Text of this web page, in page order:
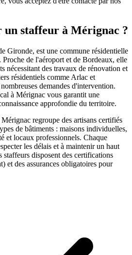
un staffeur à Mérignac ?
Gironde, est une commune résidentielle
de l'aéroport et de Bordeaux, elle
nécessitant des travaux de rénovation et
résidentiels comme Arlac et
demandes d'intervention.
à Mérignac vous garantit une
approfondie du territoire.
Mérignac regroupe des artisans certifiés
de bâtiments : maisons individuelles,
et locaux professionnels. Chaque
les délais et à maintenir un haut
staffeurs disposent des certifications
et des assurances obligatoires pour